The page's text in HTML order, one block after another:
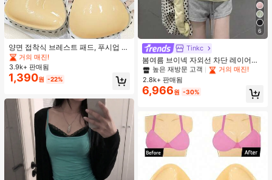
양면 접착식 브레스트 패드, 푸시업 및
리프트업 디자인, 방수 접착 컵, 브라
패딩 및 가슴 보정 제품에 적합
#1 TOP 3위
거의 매진!
#1 TOP 3위
음악 축제 여성 브라 액세서리
거의 매진!
#1 TOP 3위
음악 축제 여성 브라 액세서리
거의 매진!
#1 TOP 3위
거의 매진!
3.9k+ 판매됨
1,390원 -22%
6
Tinkc
봄여름 브이넥 자외선 차단 레이어링
다용도 긴팔 티셔츠 여성용 탑, 유로
썸머 옐로우
#1 TOP 3위
에서 노란색 오피스 데일리 탑
높은 재방문 고객
#1 TOP 3위
에서 노란색 오피스 데일리 탑
높은 재방문 고객
거의 매진!
#1 TOP 3위
에서 노란색 오피스 데일리 탑
높은 재방문 고객
거의 매진!
#1 TOP 3위
높은 재방문 고객
2.8k+ 판매됨
6,966원 -30%